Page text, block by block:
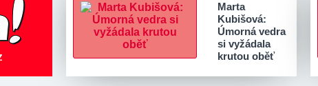
Marta
Kubišová:
Úmorná vedra
si vyžádala
krutou oběť